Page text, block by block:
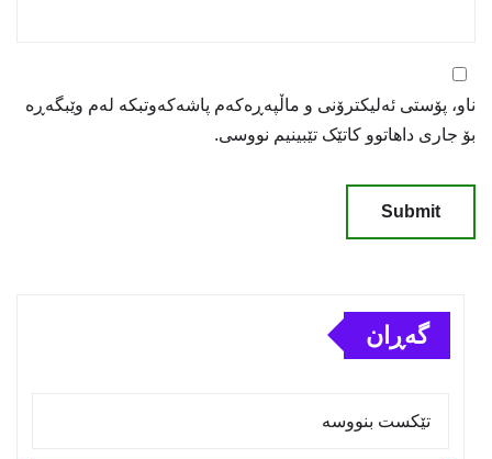
ناو، پۆستی ئەلیکترۆنی و ماڵپەڕەکەم پاشەکەوتبکە لەم وێبگەڕە
بۆ جاری داهاتوو کاتێک تێبینیم نووسی.
گەڕان